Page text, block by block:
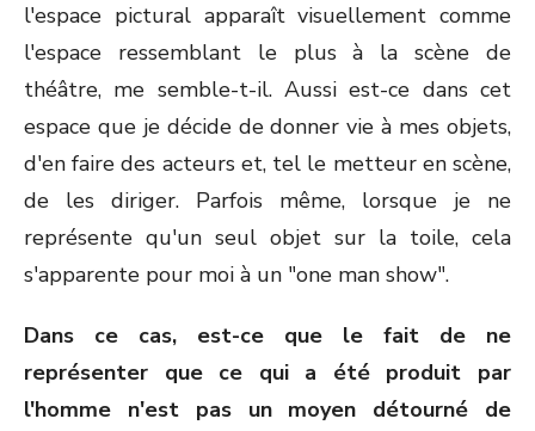
l'espace pictural apparaît visuellement comme
l'espace ressemblant le plus à la scène de
théâtre, me semble-t-il. Aussi est-ce dans cet
espace que je décide de donner vie à mes objets,
d'en faire des acteurs et, tel le metteur en scène,
de les diriger. Parfois même, lorsque je ne
représente qu'un seul objet sur la toile, cela
s'apparente pour moi à un "one man show".
Dans ce cas, est-ce que le fait de ne
représenter que ce qui a été produit par
l'homme n'est pas un moyen détourné de